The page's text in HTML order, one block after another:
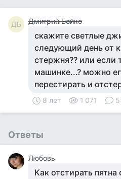
ДБ Дмитрий Бойко
скажите светлые
следующий день от
стержня?? или если
машинке...? можно
перестирать и
8 лет 1 071
Ответы
Любовь
Как отстирать